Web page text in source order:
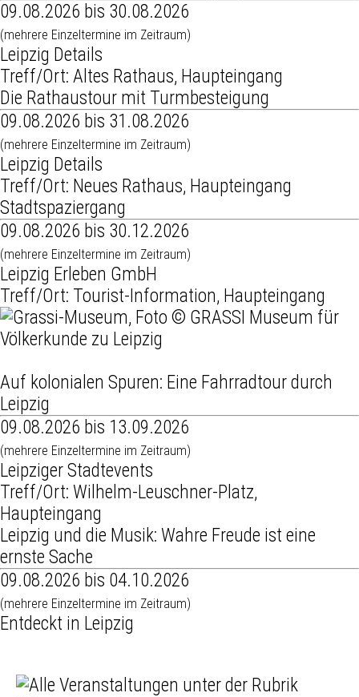
09.08.2026 bis 30.08.2026
(mehrere Einzeltermine im Zeitraum)
Leipzig Details
Treff/Ort: Altes Rathaus, Haupteingang
Die Rathaustour mit Turmbesteigung
09.08.2026 bis 31.08.2026
(mehrere Einzeltermine im Zeitraum)
Leipzig Details
Treff/Ort: Neues Rathaus, Haupteingang
Stadtspaziergang
09.08.2026 bis 30.12.2026
(mehrere Einzeltermine im Zeitraum)
Leipzig Erleben GmbH
Treff/Ort: Tourist-Information, Haupteingang
Auf kolonialen Spuren: Eine Fahrradtour durch
Leipzig
09.08.2026 bis 13.09.2026
(mehrere Einzeltermine im Zeitraum)
Leipziger Stadtevents
Treff/Ort: Wilhelm-Leuschner-Platz,
Haupteingang
Leipzig und die Musik: Wahre Freude ist eine
ernste Sache
09.08.2026 bis 04.10.2026
(mehrere Einzeltermine im Zeitraum)
Entdeckt in Leipzig